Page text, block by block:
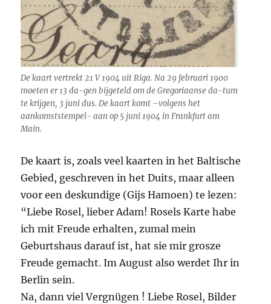
De kaart vertrekt 21 V 1904 uit Riga. Na 29 februari 1900
moeten er 13 da-gen bijgeteld om de Gregoriaanse da-tum
te krijgen, 3 juni dus. De kaart komt –volgens het
aankomststempel- aan op 5 juni 1904 in Frankfurt am
Main.
De kaart is, zoals veel kaarten in het Baltische
Gebied, geschreven in het Duits, maar alleen
voor een deskundige (Gijs Hamoen) te lezen:
“Liebe Rosel, lieber Adam! Rosels Karte habe
ich mit Freude erhalten, zumal mein
Geburtshaus darauf ist, hat sie mir grosze
Freude gemacht. Im August also werdet Ihr in
Berlin sein.
Na, dann viel Vergnügen ! Liebe Rosel, Bilder